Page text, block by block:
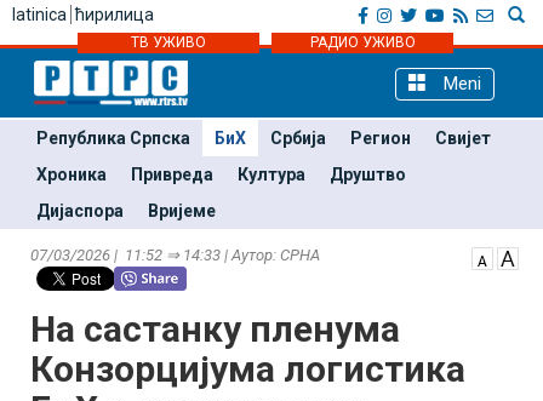
latinica ћирилица
ТВ УЖИВО РАДИО УЖИВО
Meni
Република Српска БиХ Србија Регион
Свијет
Хроника
Привреда Култура
Друштво
Дијаспора
Вријеме
07/03/2026 | 11:52 ⇒ 14:33 | Аутор: СРНА
На састанку пленума
Конзорцијума логистика